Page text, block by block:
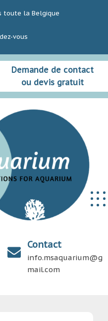
toute la Belgique
vous
Demande de contact
ou devis gratuit
Contact
info.msaquarium@g
mail.com